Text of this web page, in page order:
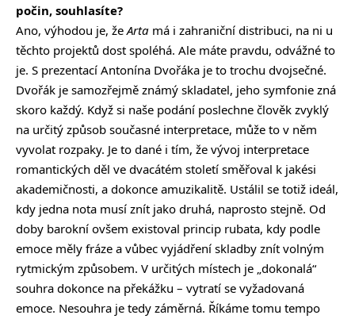
počin, souhlasíte?
Ano, výhodou je, žeArta má i zahraniční distribuci, na ni u
těchto projektů dost spoléhá. Ale máte pravdu, odvážné to
je. S prezentací Antonína Dvořáka je to trochu dvojsečné.
Dvořák je samozřejmě známý skladatel, jeho symfonie zná
skoro každý. Když si naše podání poslechne člověk zvyklý
na určitý způsob současné interpretace, může to v něm
vyvolat rozpaky. Je to dané i tím, že vývoj interpretace
romantických děl ve dvacátém století směřoval k jakési
akademičnosti, a dokonce amuzikalitě. Ustálil se totiž ideál,
kdy jedna nota musí znít jako druhá, naprosto stejně. Od
doby barokní ovšem existoval princip rubata, kdy podle
emoce měly fráze a vůbec vyjádření skladby znít volným
rytmickým způsobem. V určitých místech je „dokonalá“
souhra dokonce na překážku – vytratí se vyžadovaná
emoce. Nesouhra je tedy záměrná. Říkáme tomu tempo